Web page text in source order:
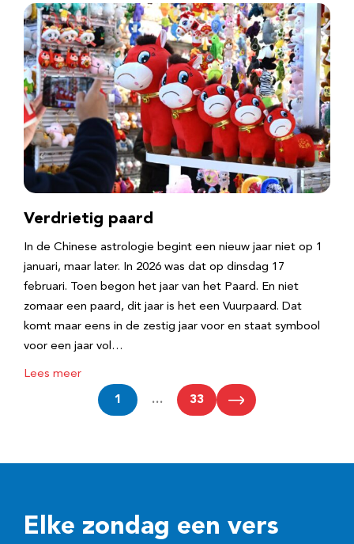
Verdrietig paard
In de Chinese astrologie begint een nieuw jaar niet op 1
januari, maar later. In 2026 was dat op dinsdag 17
februari. Toen begon het jaar van het Paard. En niet
zomaar een paard, dit jaar is het een Vuurpaard. Dat
komt maar eens in de zestig jaar voor en staat symbool
voor een jaar vol…
Lees meer
1 … 33
Elke zondag een vers